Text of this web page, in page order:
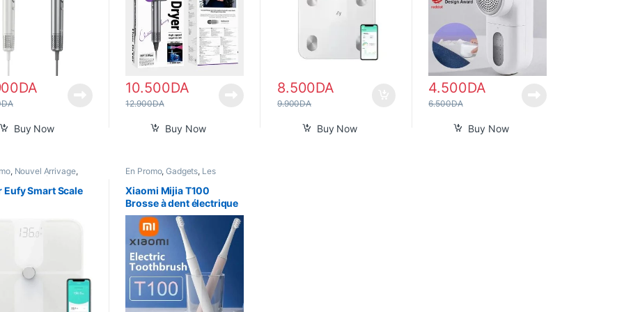
DA
DA
Buy Now
10.500DA
12.900DA
Buy Now
8.500DA
9.900DA
Buy Now
4.500DA
6.500DA
Buy Now
, Nouvel Arrivage,
Santé
Eufy Smart Scale
En Promo,Gadgets, Les
Nouvel Arrivage
Pour Femme,Santé,Smart
Home
Xiaomi Mijia T100
Brosse à dent électrique
Sonic